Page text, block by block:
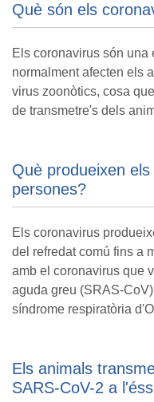
Què són els
Els coronavirus són
normalment afecten els
virus zoonòtics, cosa
de transmetre's dels
Què produeixen
persones?
Els coronavirus
del refredat comú fins a
amb el coronavirus que
aguda greu (SRAS-
síndrome respiratòria
Els animals
SARS-CoV-2 a